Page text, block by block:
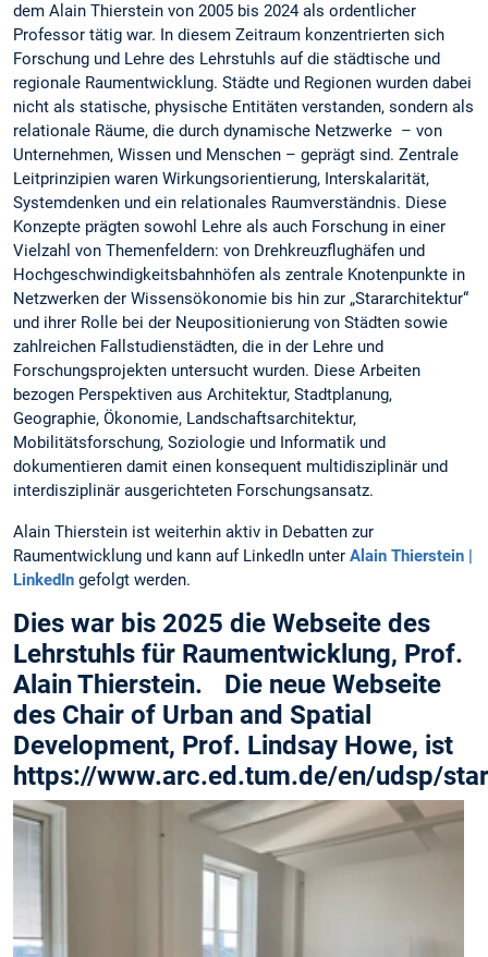
dem Alain Thierstein von 2005 bis 2024 als ordentlicher
Professor tätig war. In diesem Zeitraum konzentrierten sich
Forschung und Lehre des Lehrstuhls auf die städtische und
regionale Raumentwicklung. Städte und Regionen wurden dabei
nicht als statische, physische Entitäten verstanden, sondern als
relationale Räume, die durch dynamische Netzwerke – von
Unternehmen, Wissen und Menschen – geprägt sind. Zentrale
Leitprinzipien waren Wirkungsorientierung, Interskalarität,
Systemdenken und ein relationales Raumverständnis. Diese
Konzepte prägten sowohl Lehre als auch Forschung in einer
Vielzahl von Themenfeldern: von Drehkreuzflughäfen und
Hochgeschwindigkeitsbahnhöfen als zentrale Knotenpunkte in
Netzwerken der Wissensökonomie bis hin zur „Stararchitektur“
und ihrer Rolle bei der Neupositionierung von Städten sowie
zahlreichen Fallstudienstädten, die in der Lehre und
Forschungsprojekten untersucht wurden. Diese Arbeiten
bezogen Perspektiven aus Architektur, Stadtplanung,
Geographie, Ökonomie, Landschaftsarchitektur,
Mobilitätsforschung, Soziologie und Informatik und
dokumentieren damit einen konsequent multidisziplinär und
interdisziplinär ausgerichteten Forschungsansatz.
Alain Thierstein ist weiterhin aktiv in Debatten zur
Raumentwicklung und kann auf LinkedIn unter Alain Thierstein |
LinkedIn gefolgt werden.
Dies war bis 2025 die Webseite des
Lehrstuhls für Raumentwicklung, Prof.
Alain Thierstein. Die neue Webseite
des Chair of Urban and Spatial
Development, Prof. Lindsay Howe, ist
https://www.arc.ed.tum.de/en/udsp/